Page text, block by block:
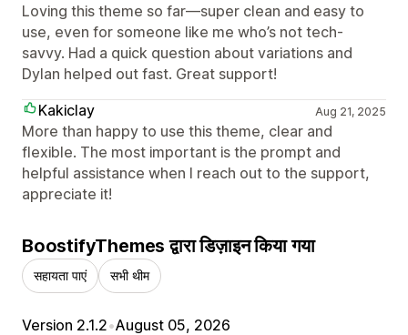
Loving this theme so far—super clean and easy to
use, even for someone like me who’s not tech-
savvy. Had a quick question about variations and
Dylan helped out fast. Great support!
Kakiclay
Aug 21, 2025
More than happy to use this theme, clear and
flexible. The most important is the prompt and
helpful assistance when I reach out to the support,
appreciate it!
BoostifyThemes द्वारा डिज़ाइन किया गया
सहायता पाएं सभी थीम
Version 2.1.2•August 05, 2026